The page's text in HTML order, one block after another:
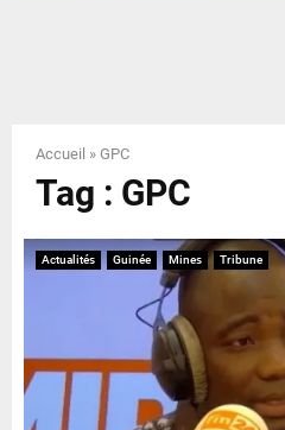
N
U
Accueil » GPC
Tag : GPC
Actualités Guinée Mines Tribune